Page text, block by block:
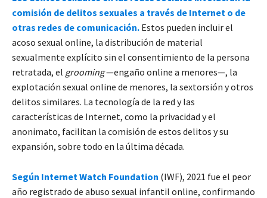
comisión de delitos sexuales a través de Internet o de
otras redes de comunicación. Estos pueden incluir el
acoso sexual online, la distribución de material
sexualmente explícito sin el consentimiento de la persona
retratada, el grooming—engaño online a menores—, la
explotación sexual online de menores, la sextorsión y otros
delitos similares. La tecnología de la red y las
características de Internet, como la privacidad y el
anonimato, facilitan la comisión de estos delitos y su
expansión, sobre todo en la última década.
Según Internet Watch Foundation (IWF), 2021 fue el peor
año registrado de abuso sexual infantil online, confirmando